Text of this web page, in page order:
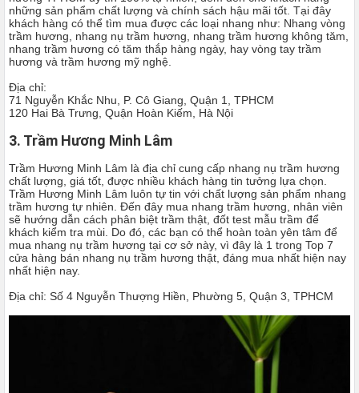
những sản phẩm chất lượng và chính sách hậu mãi tốt. Tại đây
khách hàng có thể tìm mua được các loại nhang như: Nhang vòng
trầm hương, nhang nụ trầm hương, nhang trầm hương không tăm,
nhang trầm hương có tăm thắp hàng ngày, hay vòng tay trầm
hương và trầm hương mỹ nghệ.
Địa chỉ:
71 Nguyễn Khắc Nhu, P. Cô Giang, Quận 1, TPHCM
120 Hai Bà Trưng, Quận Hoàn Kiếm, Hà Nội
3. Trầm Hương Minh Lâm
Trầm Hương Minh Lâm là địa chỉ cung cấp nhang nụ trầm hương
chất lượng, giá tốt, được nhiều khách hàng tin tưởng lựa chọn.
Trầm Hương Minh Lâm luôn tự tin với chất lượng sản phẩm nhang
trầm hương tự nhiên. Đến đây mua nhang trầm hương, nhân viên
sẽ hướng dẫn cách phân biệt trầm thật, đốt test mẫu trầm để
khách kiểm tra mùi. Do đó, các bạn có thể hoàn toàn yên tâm để
mua nhang nụ trầm hương tại cơ sở này, vì đây là 1 trong Top 7
cửa hàng bán nhang nụ trầm hương thật, đáng mua nhất hiện nay
nhất hiện nay.
Địa chỉ: Số 4 Nguyễn Thượng Hiền, Phường 5, Quận 3, TPHCM